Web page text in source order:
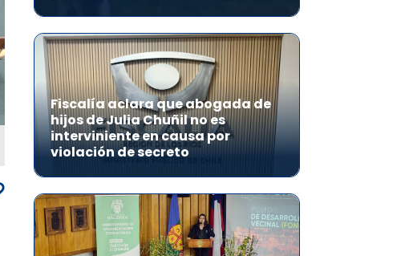
Fiscalía aclara que abogada de
hijos de Julia Chuñil no es
interviniente en causa por
violación de secreto